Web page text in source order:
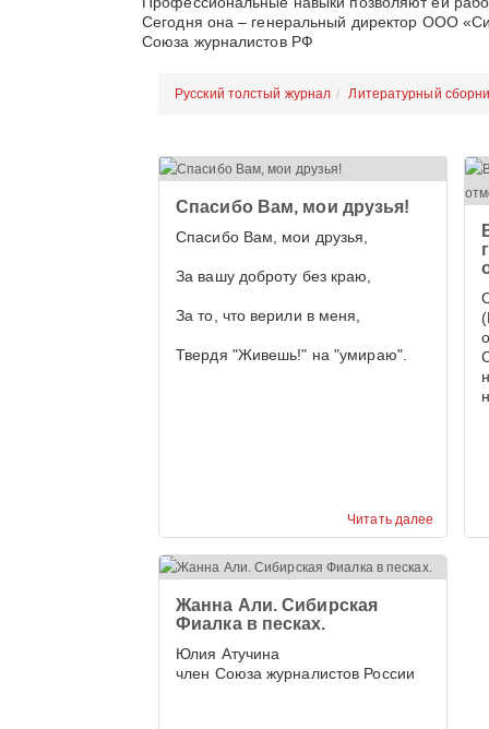
Сегодня она – генеральный директор ООО
Союза журналистов РФ
Русский толстый журнал Литературный
Читать далее
Спасибо Вам, мои друзья!
Спасибо Вам, мои друзья,
За вашу доброту без краю,
За то, что верили в меня,
Твердя "Живешь!" на "умираю".
Жанна Али. Сибирская
Фиалка в песках.
Юлия Атучина
член Союза журналистов России